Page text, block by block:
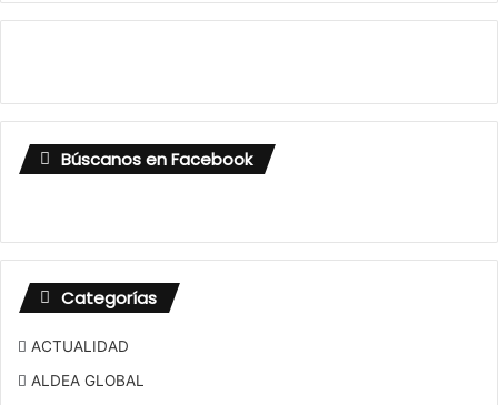
Búscanos en Facebook
Categorías
ACTUALIDAD
ALDEA GLOBAL